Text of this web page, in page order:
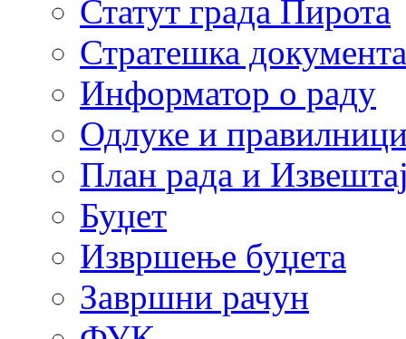
Статут града Пирота
Стратешка документа
Информатор о раду
Одлуке и
План рада и
Буџет
Извршење буџета
Завршни рачун